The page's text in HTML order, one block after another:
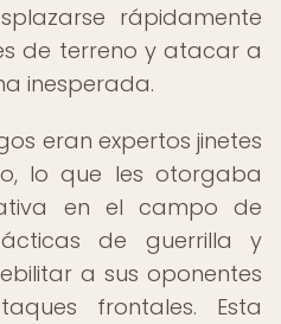
rápidamente
de terreno y atacar a
inesperada.
eran expertos jinetes
lo que les otorgaba
en el campo de
de guerrilla y
a sus oponentes
frontales. Esta